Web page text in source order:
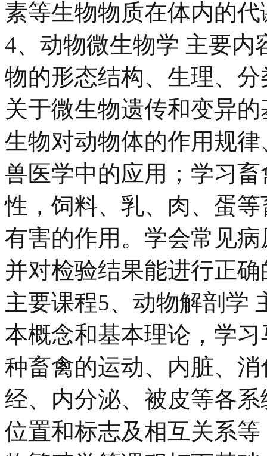
素等生物物质在体内的
4、动物微生物学 主要内
物的形态结构、生理、
关于微生物遗传和变异
生物对动物体的作用规
兽医学中的应用；学习
性，饲料、乳、肉、蛋
有害的作用。学会常见
并对检验结果能进行正
主要课程5、动物解剖学
本概念和基本理论，学
种畜禽的运动、内脏、
经、内分泌、被皮等各
位置和标志及相互关系